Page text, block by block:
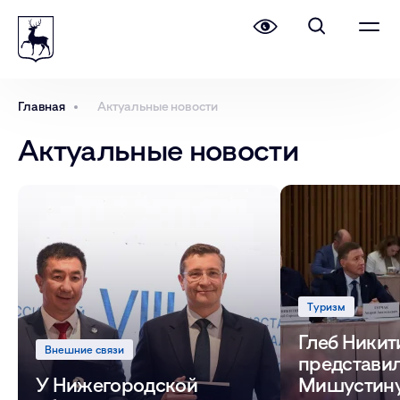
Главная Актуальные новости
Актуальные новости
Внешние связи
У Нижегородской
Туризм
Глеб